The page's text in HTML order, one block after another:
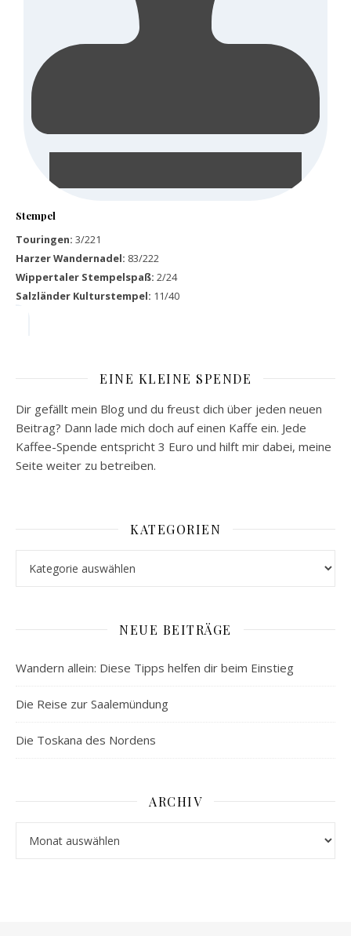
Stempel
Touringen: 3/221
Harzer Wandernadel: 83/222
Wippertaler Stempelspaß: 2/24
Salzländer Kulturstempel: 11/40
EINE KLEINE SPENDE
Dir gefällt mein Blog und du freust dich über jeden neuen
Beitrag? Dann lade mich doch auf einen Kaffe ein. Jede
Kaffee-Spende entspricht 3 Euro und hilft mir dabei, meine
Seite weiter zu betreiben.
KATEGORIEN
NEUE BEITRÄGE
Wandern allein: Diese Tipps helfen dir beim Einstieg
Die Reise zur Saalemündung
Die Toskana des Nordens
ARCHIV